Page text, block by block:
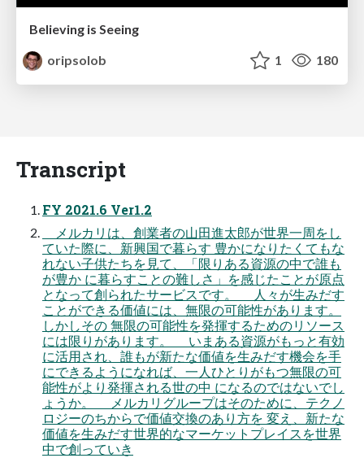
Believing is Seeing
oripsolob
1 180
Transcript
FY 2021.6 Ver1.2
メルカリは、創業者の⼭⽥進太郎が世界⼀周をし
ていた際に、新興国で暮らす 豊かになりたくてもな
れない⼦供たちを⾒て、「限りある資源の中で誰も
が豊か に暮らすことの難しさ」を感じたことが原点
となって創られたサービスです。 ⼈々が⽣みだす
ことができる価値には、無限の可能性があります。
しかしその 無限の可能性を発揮するためのリソース
には限りがあります。 いまある資源がもっと有効
に活⽤され、誰もが新たな価値を⽣みだす機会を⼿
にできるようになれば、⼀⼈ひとりがもつ無限の可
能性がより発揮される世の中 になるのではないでし
ょうか。 メルカリグループはそのために、テクノ
ロジーのちからで価値交換のあり⽅を 変え、新たな
価値を⽣みだす世界的なマーケットプレイスを世界
中で創っていき